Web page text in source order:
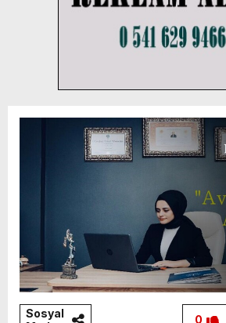
Sosyal
0